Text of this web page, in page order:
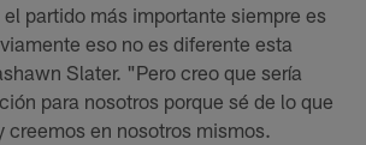
partido más importante siempre es
eso no es diferente esta
Slater. "Pero creo que sería
para nosotros porque sé de lo que
en nosotros mismos.